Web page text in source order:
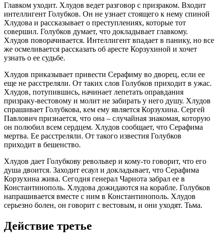
Главком уходит. Хлудов ведет разговор с призраком. Входит
интеллигент Голубков. Он не узнает стоящего к нему спиной
Хлудова и рассказывает о преступлениях, которые тот
совершил. Голубков думает, что докладывает главкому.
Хлудов поворачивается. Интеллигент впадает в панику, но все
же осмеливается рассказать об аресте Корзухиной и хочет
узнать о ее судьбе.
Хлудов приказывает привести Серафиму во дворец, если ее
еще не расстреляли. От таких слов Голубков приходит в ужас.
Хлудов, потупившись, начинает лепетать оправдания
призраку-вестовому и молит не забирать у него душу. Хлудов
спрашивает Голубкова, кем ему является Корзухина. Сергей
Павлович признается, что она – случайная знакомая, которую
он полюбил всем сердцем. Хлудов сообщает, что Серафима
мертва. Ее расстреляли. От такого известия Голубков
приходит в бешенство.
Хлудов дает Голубкову револьвер и кому-то говорит, что его
душа двоится. Заходит есаул и докладывает, что Серафима
Корзухина жива. Сегодня генерал Чарнота забрал ее в
Константинополь. Хлудова дожидаются на корабле. Голубков
напрашивается вместе с ним в Константинополь. Хлудов
серьезно болен, он говорит с вестовым, и они уходят. Тьма.
Действие третье